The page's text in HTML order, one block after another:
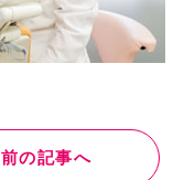
前の記事へ